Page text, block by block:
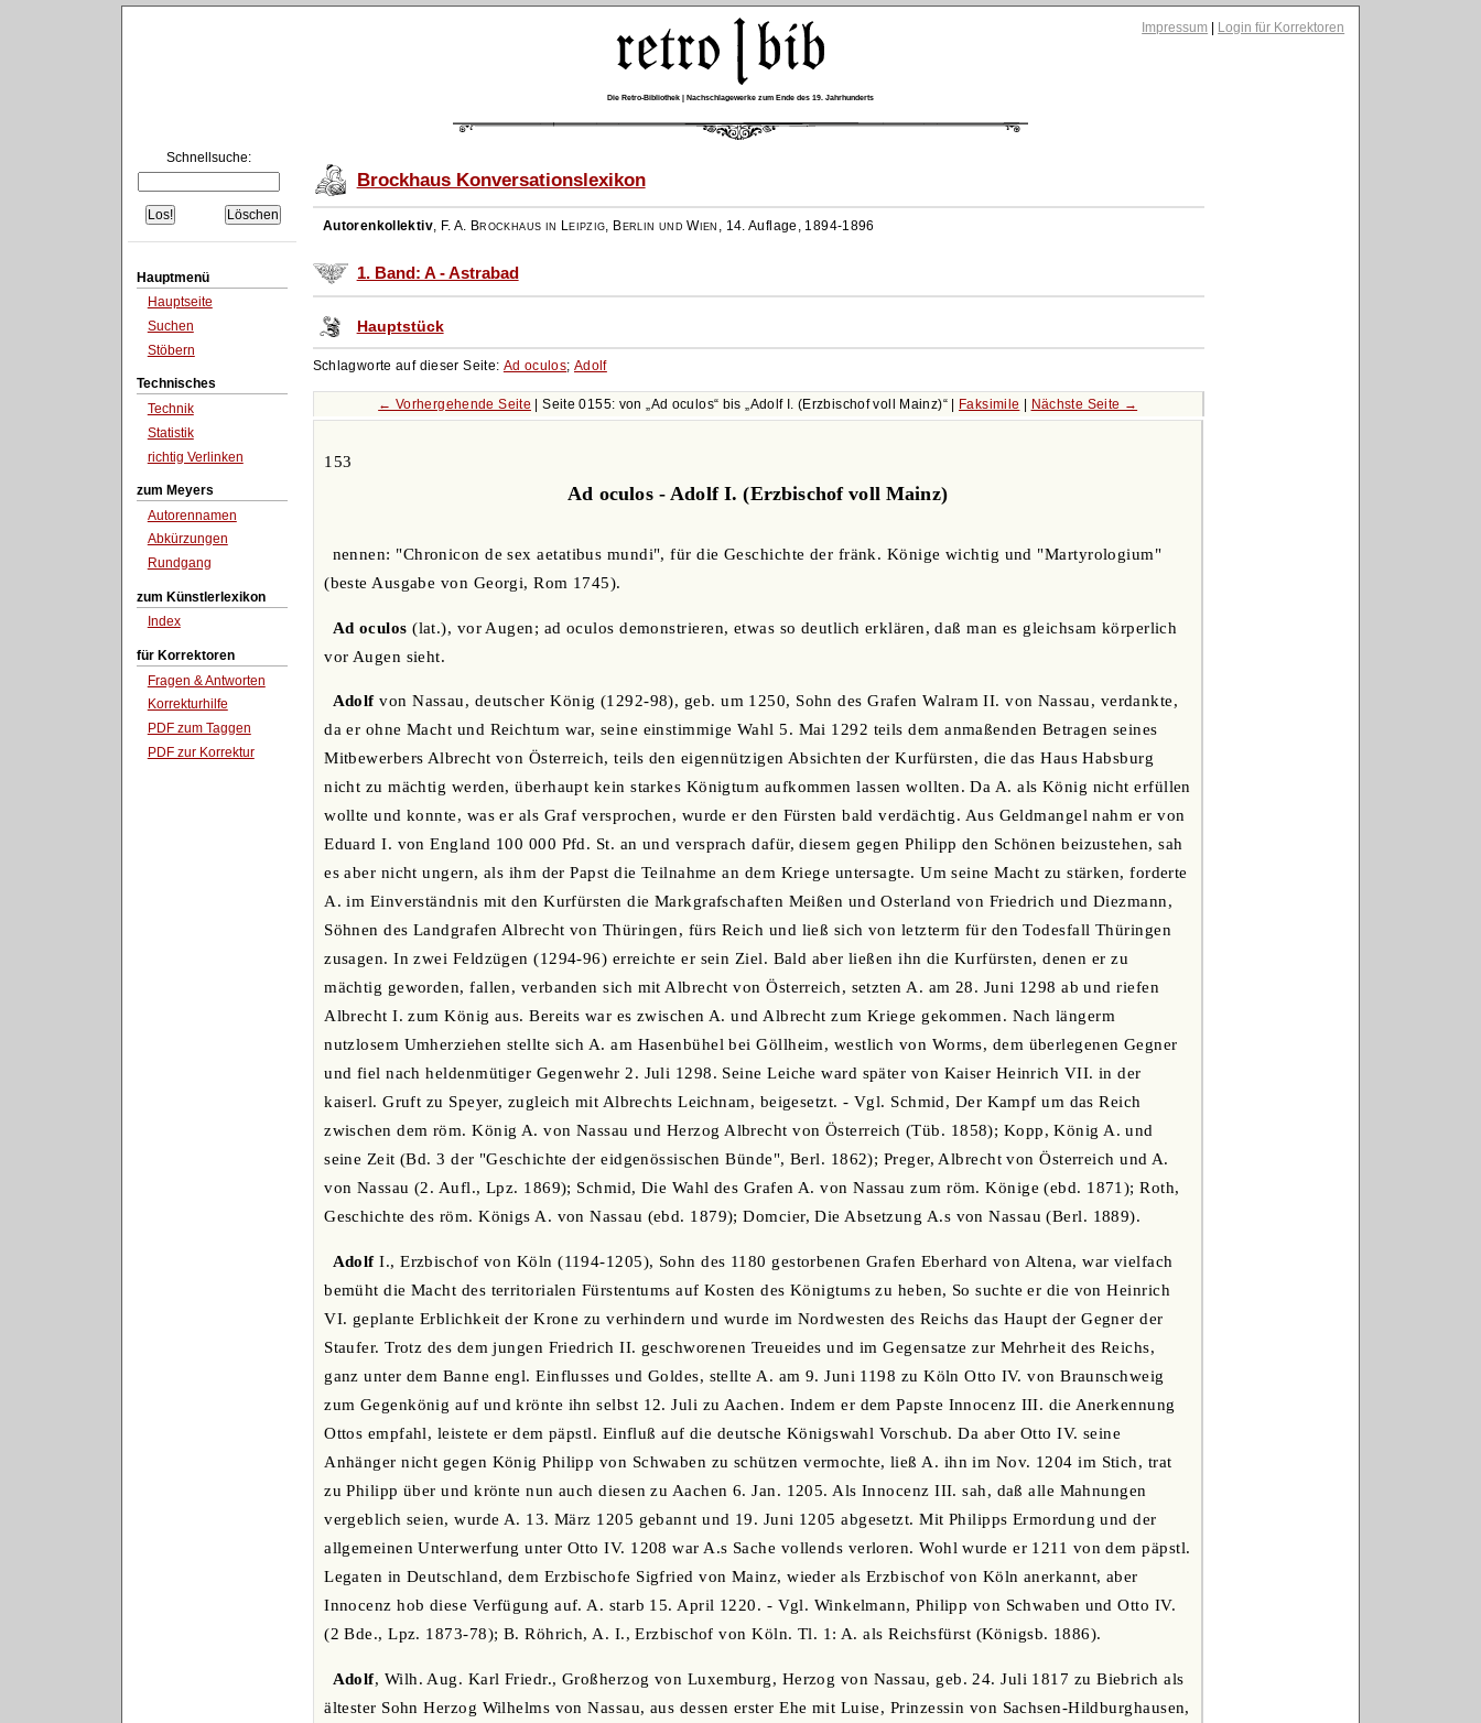
Impressum Login für Korrektoren
Die Retro-Bibliothek | Nachschlagewerke zum Ende des 19. Jahrhunderts
Schnellsuche:
Hauptmenü
Hauptseite
Suchen
Stöbern
Technisches
Technik
Statistik
richtig Verlinken
zum Meyers
Autorennamen
Abkürzungen
Rundgang
zum Künstlerlexikon
Index
für Korrektoren
Fragen & Antworten
Korrekturhilfe
PDF zum Taggen
PDF zur Korrektur
Brockhaus Konversationslexikon
Autorenkollektiv, F. A. Brockhaus in Leipzig, Berlin und Wien , 14. Auflage, 1894-1896
1. Band: A - Astrabad
Hauptstück
Schlagworte auf dieser Seite: Ad oculos; Adolf
← Vorhergehende Seite | Seite 0155: von Ad oculos bis Adolf I. (Erzbischof voll Mainz) | Faksimile Nächste Seite →
153
Ad oculos - Adolf I. (Erzbischof voll Mainz)
nennen: "Chronicon de sex aetatibus mundi", für die Geschichte der fränk. Könige wichtig und "Martyrologium"
(beste Ausgabe von Georgi, Rom 1745).
Ad oculos (lat.), vor Augen; ad oculos demonstrieren, etwas so deutlich erklären, daß man es gleichsam körperlich
vor Augen sieht.
Adolfvon Nassau, deutscher König (1292-98), geb. um 1250, Sohn des Grafen Walram II. von Nassau, verdankte,
da er ohne Macht und Reichtum war, seine einstimmige Wahl 5. Mai 1292 teils dem anmaßenden Betragen seines
Mitbewerbers Albrecht von Österreich, teils den eigennützigen Absichten der Kurfürsten, die das Haus Habsburg
nicht zu mächtig werden, überhaupt kein starkes Königtum aufkommen lassen wollten. Da A. als König nicht erfüllen
wollte und konnte, was er als Graf versprochen, wurde er den Fürsten bald verdächtig. Aus Geldmangel nahm er von
Eduard I. von England 100 000 Pfd. St. an und versprach dafür, diesem gegen Philipp den Schönen beizustehen, sah
es aber nicht ungern, als ihm der Papst die Teilnahme an dem Kriege untersagte. Um seine Macht zu stärken, forderte
A. im Einverständnis mit den Kurfürsten die Markgrafschaften Meißen und Osterland von Friedrich und Diezmann,
Söhnen des Landgrafen Albrecht von Thüringen, fürs Reich und ließ sich von letzterm für den Todesfall Thüringen
zusagen. In zwei Feldzügen (1294-96) erreichte er sein Ziel. Bald aber ließen ihn die Kurfürsten, denen er zu
mächtig geworden, fallen, verbanden sich mit Albrecht von Österreich, setzten A. am 28. Juni 1298 ab und riefen
Albrecht I. zum König aus. Bereits war es zwischen A. und Albrecht zum Kriege gekommen. Nach längerm
nutzlosem Umherziehen stellte sich A. am Hasenbühel bei Göllheim, westlich von Worms, dem überlegenen Gegner
und fiel nach heldenmütiger Gegenwehr 2. Juli 1298. Seine Leiche ward später von Kaiser Heinrich VII. in der
kaiserl. Gruft zu Speyer, zugleich mit Albrechts Leichnam, beigesetzt. - Vgl. Schmid, Der Kampf um das Reich
zwischen dem röm. König A. von Nassau und Herzog Albrecht von Österreich (Tüb. 1858); Kopp, König A. und
seine Zeit (Bd. 3 der "Geschichte der eidgenössischen Bünde", Berl. 1862); Preger, Albrecht von Österreich und A.
von Nassau (2. Aufl., Lpz. 1869); Schmid, Die Wahl des Grafen A. von Nassau zum röm. Könige (ebd. 1871); Roth,
Geschichte des röm. Königs A. von Nassau (ebd. 1879); Domcier, Die Absetzung A.s von Nassau (Berl. 1889).
AdolfI., Erzbischof von Köln (1194-1205), Sohn des 1180 gestorbenen Grafen Eberhard von Altena, war vielfach
bemüht die Macht des territorialen Fürstentums auf Kosten des Königtums zu heben, So suchte er die von Heinrich
VI. geplante Erblichkeit der Krone zu verhindern und wurde im Nordwesten des Reichs das Haupt der Gegner der
Staufer. Trotz des dem jungen Friedrich II. geschworenen Treueides und im Gegensatze zur Mehrheit des Reichs,
ganz unter dem Banne engl. Einflusses und Goldes, stellte A. am 9. Juni 1198 zu Köln Otto IV. von Braunschweig
zum Gegenkönig auf und krönte ihn selbst 12. Juli zu Aachen. Indem er dem Papste Innocenz III. die Anerkennung
Ottos empfahl, leistete er dem päpstl. Einfluß auf die deutsche Königswahl Vorschub. Da aber Otto IV. seine
Anhänger nicht gegen König Philipp von Schwaben zu schützen vermochte, ließ A. ihn im Nov. 1204 im Stich, trat
zu Philipp über und krönte nun auch diesen zu Aachen 6. Jan. 1205. Als Innocenz III. sah, daß alle Mahnungen
vergeblich seien, wurde A. 13. März 1205 gebannt und 19. Juni 1205 abgesetzt. Mit Philipps Ermordung und der
allgemeinen Unterwerfung unter Otto IV. 1208 war A.s Sache vollends verloren. Wohl wurde er 1211 von dem päpstl.
Legaten in Deutschland, dem Erzbischofe Sigfried von Mainz, wieder als Erzbischof von Köln anerkannt, aber
Innocenz hob diese Verfügung auf. A. starb 15. April 1220. - Vgl. Winkelmann, Philipp von Schwaben und Otto IV.
(2 Bde., Lpz. 1873-78); B. Röhrich, A. I., Erzbischof von Köln. Tl. 1: A. als Reichsfürst (Königsb. 1886).
Adolf, Wilh. Aug. Karl Friedr., Großherzog von Luxemburg, Herzog von Nassau, geb. 24. Juli 1817 zu Biebrich als
ältester Sohn Herzog Wilhelms von Nassau, aus dessen erster Ehe mit Luise, Prinzessin von Sachsen-Hildburghausen,